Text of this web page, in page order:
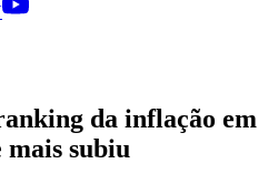
da inflação em
subiu